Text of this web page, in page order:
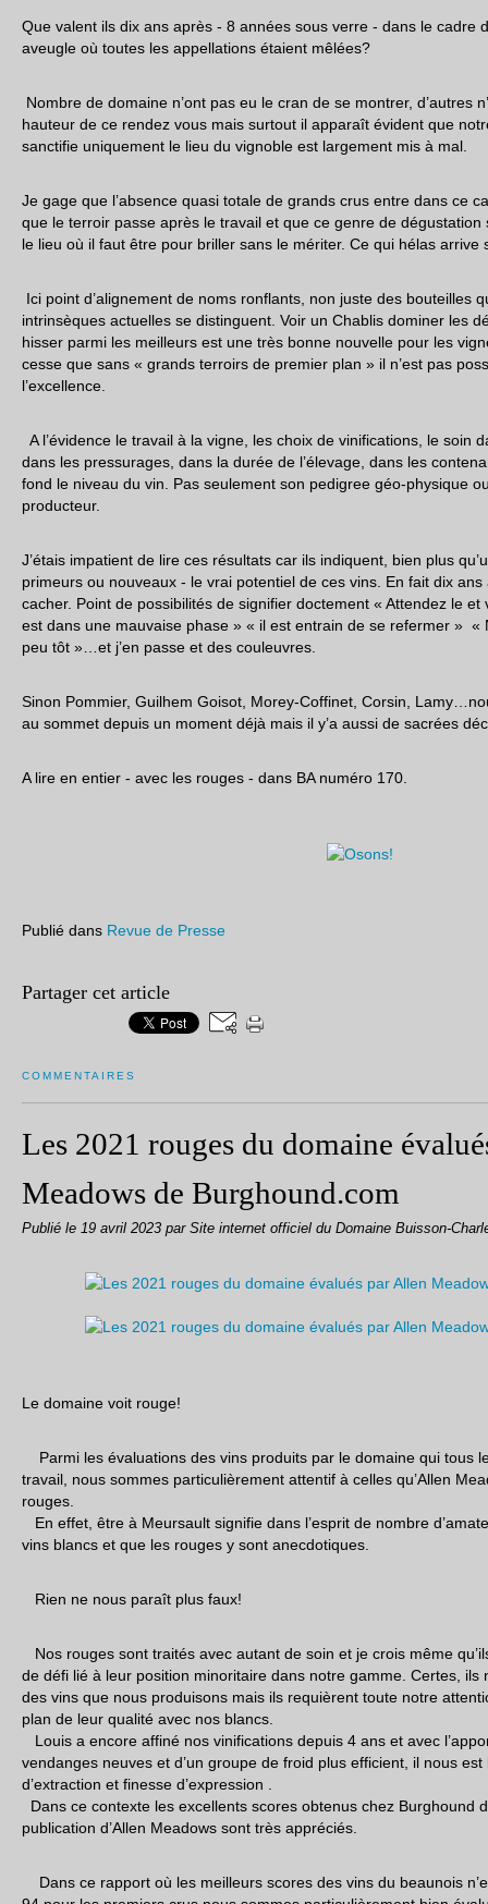
Que valent ils dix ans après - 8 années sous verre - dans le cadre
aveugle où toutes les appellations étaient mêlées?
Nombre de domaine n’ont pas eu le cran de se montrer, d’autres
hauteur de ce rendez vous mais surtout il apparaît évident que
sanctifie uniquement le lieu du vignoble est largement mis à mal.
Je gage que l’absence quasi totale de grands crus entre dans ce
que le terroir passe après le travail et que ce genre de dégustation
le lieu où il faut être pour briller sans le mériter. Ce qui hélas arrive
Ici point d’alignement de noms ronflants, non juste des bouteilles
intrinsèques actuelles se distinguent. Voir un Chablis dominer les
hisser parmi les meilleurs est une très bonne nouvelle pour les
cesse que sans « grands terroirs de premier plan » il n’est pas
l’excellence.
A l’évidence le travail à la vigne, les choix de vinifications, le soin
dans les pressurages, dans la durée de l’élevage, dans les
fond le niveau du vin. Pas seulement son pedigree géo-physique
producteur.
J’étais impatient de lire ces résultats car ils indiquent, bien plus
primeurs ou nouveaux - le vrai potentiel de ces vins. En fait dix
cacher. Point de possibilités de signifier doctement « Attendez le et
est dans une mauvaise phase » « il est entrain de se refermer » «
peu tôt »…et j’en passe et des couleuvres.
Sinon Pommier, Guilhem Goisot, Morey-Coffinet, Corsin,
au sommet depuis un moment déjà mais il y’a aussi de sacrées
A lire en entier - avec les rouges - dans BA numéro 170.
Publié dans Revue de Presse
Partager cet article
COMMENTAIRES
Les 2021 rouges du domaine
Meadows de Burghound.com
Publié le 19 avril 2023 par Site internet officiel du Domaine Buisson-
Le domaine voit rouge!
Parmi les évaluations des vins produits par le domaine qui tous
travail, nous sommes particulièrement attentif à celles qu’Allen
rouges.
En effet, être à Meursault signifie dans l’esprit de nombre
vins blancs et que les rouges y sont anecdotiques.
Rien ne nous paraît plus faux!
Nos rouges sont traités avec autant de soin et je crois même
de défi lié à leur position minoritaire dans notre gamme. Certes, ils
des vins que nous produisons mais ils requièrent toute notre
plan de leur qualité avec nos blancs.
Louis a encore affiné nos vinifications depuis 4 ans et avec
vendanges neuves et d’un groupe de froid plus efficient, il nous
d’extraction et finesse d’expression .
Dans ce contexte les excellents scores obtenus chez Burghound
publication d’Allen Meadows sont très appréciés.
Dans ce rapport où les meilleurs scores des vins du beaunois